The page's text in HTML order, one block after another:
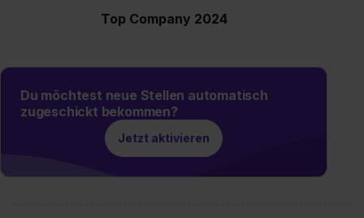
Top Company 2024
Du möchtest neue Stellen automatisch
zugeschickt bekommen?
Jetzt aktivieren